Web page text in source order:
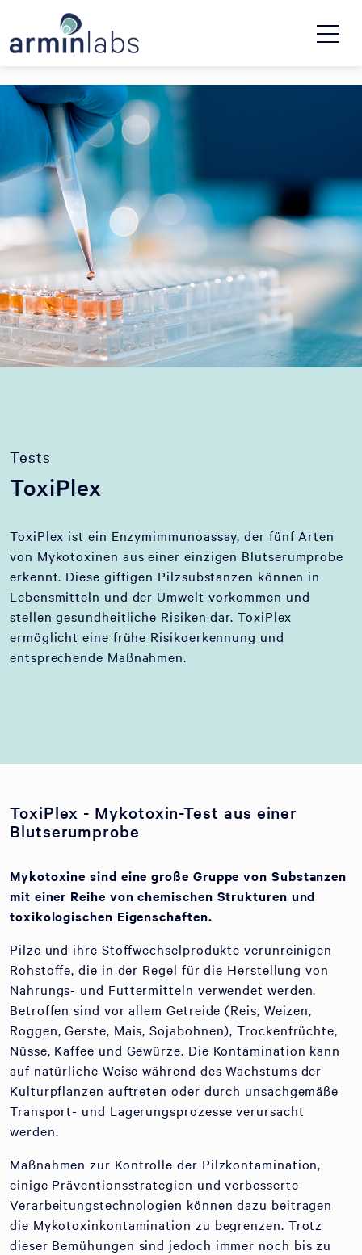
Tests
ToxiPlex
ToxiPlex ist ein Enzymimmunoassay, der fünf Arten
von Mykotoxinen aus einer einzigen Blutserumprobe
erkennt. Diese giftigen Pilzsubstanzen können in
Lebensmitteln und der Umwelt vorkommen und
stellen gesundheitliche Risiken dar. ToxiPlex
ermöglicht eine frühe Risikoerkennung und
entsprechende Maßnahmen.
ToxiPlex - Mykotoxin-Test aus einer
Blutserumprobe
Mykotoxine sind eine große Gruppe von Substanzen
mit einer Reihe von chemischen Strukturen und
toxikologischen Eigenschaften.
Pilze und ihre Stoffwechselprodukte verunreinigen
Rohstoffe, die in der Regel für die Herstellung von
Nahrungs- und Futtermitteln verwendet werden.
Betroffen sind vor allem Getreide (Reis, Weizen,
Roggen, Gerste, Mais, Sojabohnen), Trockenfrüchte,
Nüsse, Kaffee und Gewürze. Die Kontamination kann
auf natürliche Weise während des Wachstums der
Kulturpflanzen auftreten oder durch unsachgemäße
Transport- und Lagerungsprozesse verursacht
werden.
Maßnahmen zur Kontrolle der Pilzkontamination,
einige Präventionsstrategien und verbesserte
Verarbeitungstechnologien können dazu beitragen
die Mykotoxinkontamination zu begrenzen. Trotz
dieser Bemühungen sind jedoch immer noch bis zu